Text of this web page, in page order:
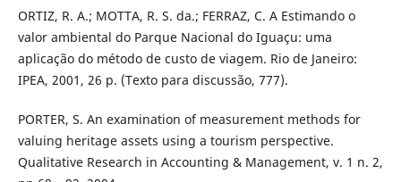
ORTIZ, R. A.; MOTTA, R. S. da.; FERRAZ, C. A Estimando o
valor ambiental do Parque Nacional do Iguaçu: uma
aplicação do método de custo de viagem. Rio de Janeiro:
IPEA, 2001, 26 p. (Texto para discussão, 777).
PORTER, S. An examination of measurement methods for
valuing heritage assets using a tourism perspective.
Qualitative Research in Accounting & Management, v. 1 n. 2,